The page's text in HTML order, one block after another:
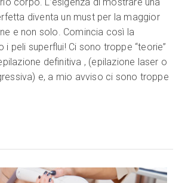
diventa un must per la maggior
e non solo. Comincia così la
i peli superflui! Ci sono troppe “teorie”
definitiva , (epilazione laser o
e, a mio avviso ci sono troppe